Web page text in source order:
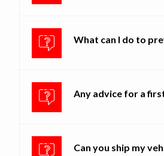
What can I do to
Any advice for a
Can you ship my